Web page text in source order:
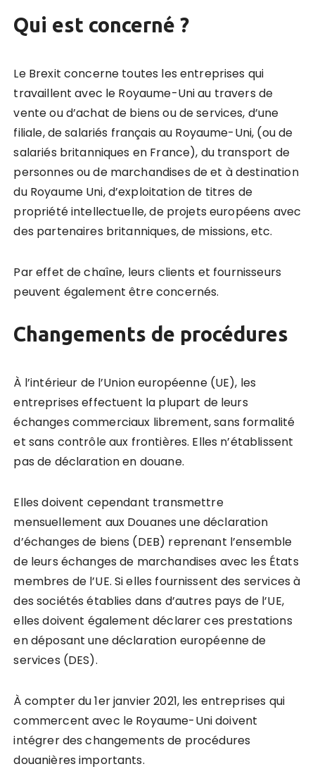
Qui est concerné ?
Le Brexit concerne toutes les entreprises qui
travaillent avec le Royaume-Uni au travers de
vente ou d’achat de biens ou de services, d’une
filiale, de salariés français au Royaume-Uni, (ou de
salariés britanniques en France), du transport de
personnes ou de marchandises de et à destination
du Royaume Uni, d’exploitation de titres de
propriété intellectuelle, de projets européens avec
des partenaires britanniques, de missions, etc.
Par effet de chaîne, leurs clients et fournisseurs
peuvent également être concernés.
Changements de procédures
À l’intérieur de l’Union européenne (UE), les
entreprises effectuent la plupart de leurs
échanges commerciaux librement, sans formalité
et sans contrôle aux frontières. Elles n’établissent
pas de déclaration en douane.
Elles doivent cependant transmettre
mensuellement aux Douanes une déclaration
d’échanges de biens (DEB) reprenant l’ensemble
de leurs échanges de marchandises avec les États
membres de l’UE. Si elles fournissent des services à
des sociétés établies dans d’autres pays de l’UE,
elles doivent également déclarer ces prestations
en déposant une déclaration européenne de
services (DES).
À compter du 1er janvier 2021, les entreprises qui
commercent avec le Royaume-Uni doivent
intégrer des changements de procédures
douanières importants.